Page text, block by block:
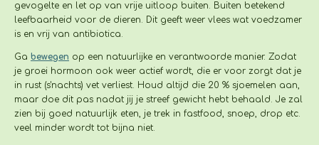
gevogelte en let op van vrije uitloop buiten. Buiten betekend
leefbaarheid voor de dieren. Dit geeft weer vlees wat voedzamer
is en vrij van antibiotica.
Ga bewegen op een natuurlijke en verantwoorde manier. Zodat
je groei hormoon ook weer actief wordt, die er voor zorgt dat je
in rust (s'nachts) vet verliest. Houd altijd die 20 % sjoemelen aan,
maar doe dit pas nadat jij je streef gewicht hebt behaald. Je zal
zien bij goed natuurlijk eten, je trek in fastfood, snoep, drop etc.
veel minder wordt tot bijna niet.